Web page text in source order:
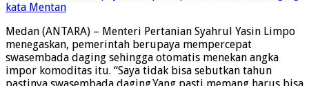
Medan (ANTARA) – Menteri Pertanian Syahrul Yasin Limpo
menegaskan, pemerintah berupaya mempercepat
swasembada daging sehingga otomatis menekan angka
impor komoditas itu. “Saya tidak bisa sebutkan tahun